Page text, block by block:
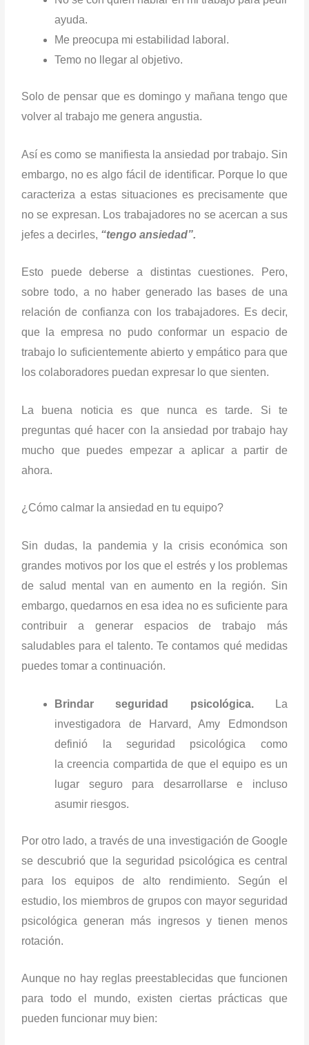
ayuda.
Me preocupa mi estabilidad laboral.
Temo no llegar al objetivo.
Solo de pensar que es domingo y mañana tengo que
volver al trabajo me genera angustia.
Así es como se manifiesta la ansiedad por trabajo. Sin
embargo, no es algo fácil de identificar. Porque lo que
caracteriza a estas situaciones es precisamente que
no se expresan. Los trabajadores no se acercan a sus
jefes a decirles, “tengo ansiedad”.
Esto puede deberse a distintas cuestiones. Pero,
sobre todo, a no haber generado las bases de una
relación de confianza con los trabajadores. Es decir,
que la empresa no pudo conformar un espacio de
trabajo lo suficientemente abierto y empático para que
los colaboradores puedan expresar lo que sienten.
La buena noticia es que nunca es tarde. Si te
preguntas qué hacer con la ansiedad por trabajo hay
mucho que puedes empezar a aplicar a partir de
ahora.
¿Cómo calmar la ansiedad en tu equipo?
Sin dudas, la pandemia y la crisis económica son
grandes motivos por los que el estrés y los problemas
de salud mental van en aumento en la región. Sin
embargo, quedarnos en esa idea no es suficiente para
contribuir a generar espacios de trabajo más
saludables para el talento. Te contamos qué medidas
puedes tomar a continuación.
Brindar seguridad psicológica.
La
investigadora de Harvard, Amy Edmondson
definió la seguridad psicológica como
la creencia compartida de que el equipo es un
lugar seguro para desarrollarse e incluso
asumir riesgos.
Por otro lado, a través de una investigación de Google
se descubrió que la seguridad psicológica es central
para los equipos de alto rendimiento. Según el
estudio, los miembros de grupos con mayor seguridad
psicológica generan más ingresos y tienen menos
rotación.
Aunque no hay reglas preestablecidas que funcionen
para todo el mundo, existen ciertas prácticas que
pueden funcionar muy bien: